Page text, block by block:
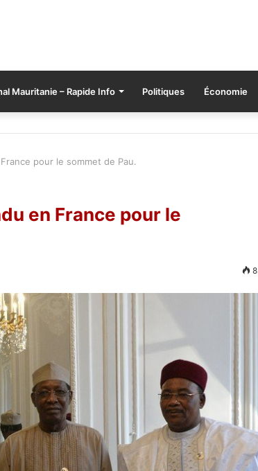
Mauritanie – Rapide Info Politiques Économie
pour le sommet de Pau.
en France pour le
8